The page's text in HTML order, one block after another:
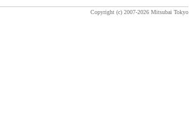
Copyright (c) 2007-2026 Mitsubai Tokyo